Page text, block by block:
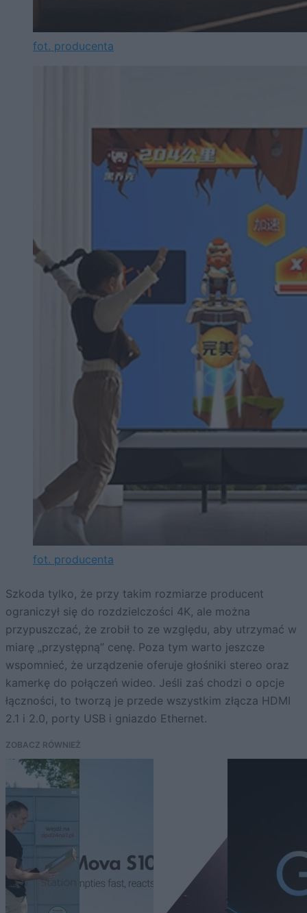
fot. producenta
fot. producenta
Szkoda tylko, że przy takim rozmiarze producent
ograniczył się do rozdzielczości 4K, ale można
przypuszczać, że zrobił to ze względu, aby utrzymać w
miarę „przystępną” cenę. Poza tym warto jeszcze
wspomnieć, że urządzenie oferuje głośniki stereo oraz
kamerkę do połączeń wideo. Jeśli zaś chodzi o opcje
łączności, to tworzą je przede wszystkim złącza HDMI
2.1 i 2.0, porty USB i gniazdo Ethernet.
ZOBACZ RÓWNIEŻ